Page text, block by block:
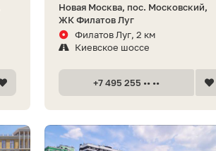
Новая Москва, пос. Московский,
ЖК Филатов Луг
Филатов Луг, 2 км
Киевское шоссе
+7 495 255 •• ••